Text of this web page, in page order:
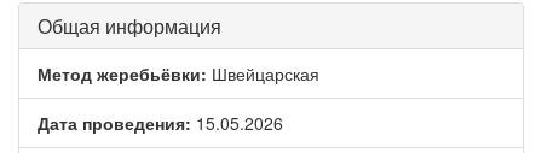
Общая информация
Метод жеребьёвки: Швейцарская
Дата проведения: 15.05.2026